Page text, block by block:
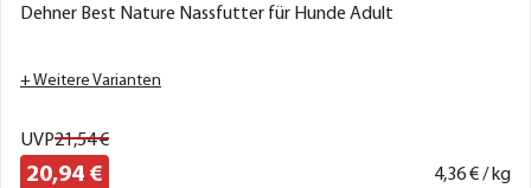
Dehner Best Nature Nassfutter für Hunde Adult
+ Weitere Varianten
UVP21,54€
20,94 € 4,36€ / kg